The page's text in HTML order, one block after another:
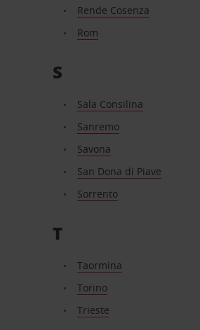
Rende Cosenza
Rom
S
Sala Consilina
Sanremo
Savona
San Dona di Piave
Sorrento
T
Taormina
Torino
Trieste